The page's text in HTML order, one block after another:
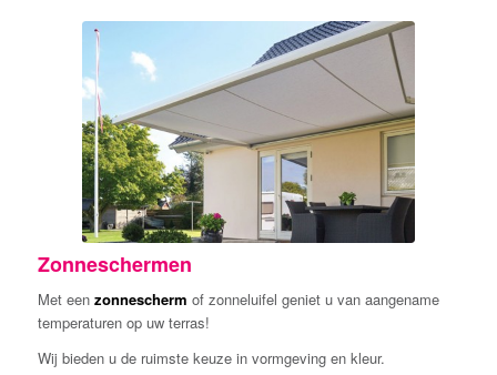
Zonneschermen
Met een zonnescherm of zonneluifel geniet u van aangename
temperaturen op uw terras!
Wij bieden u de ruimste keuze in vormgeving en kleur.